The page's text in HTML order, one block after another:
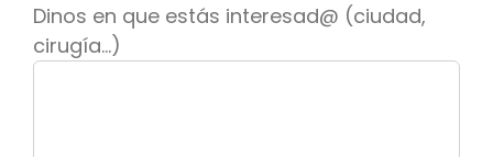
Dinos en que estás interesad@ (ciudad,
cirugía...)